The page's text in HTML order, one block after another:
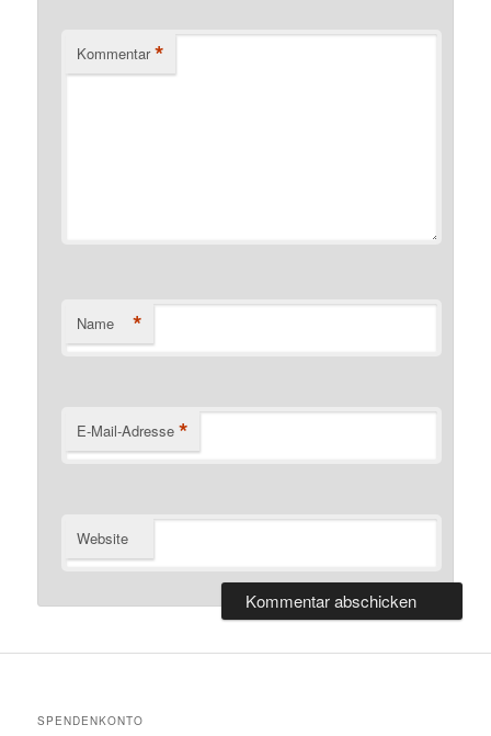
Kommentar *
Name *
E-Mail-Adresse *
Website
SPENDENKONTO